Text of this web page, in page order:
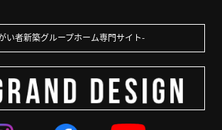
い者新築グループホーム専門サイト